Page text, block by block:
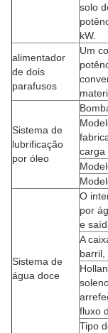
solo
kW.
alimentador
de dois
parafusos
Um
Sistema de
lubrificação
por óleo
carga
Sistema de
água doce
O
por
e
A
barril,
fluxo
Tipo